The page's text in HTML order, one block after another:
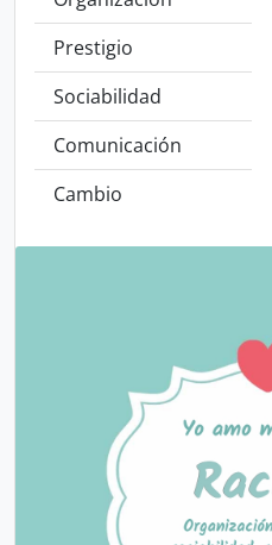
Prestigio
Sociabilidad
Comunicación
Cambio